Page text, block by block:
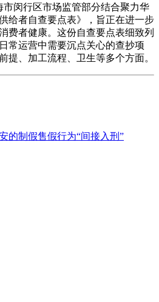
闵行区市场监管部分结合聚力华
给者自查要点表》，旨正在进一步
费者健康。这份自查要点表细致列
常运营中需要沉点关心的查抄项
提、加工流程、卫生等多个方面。
的制假售假行为“间接入刑”